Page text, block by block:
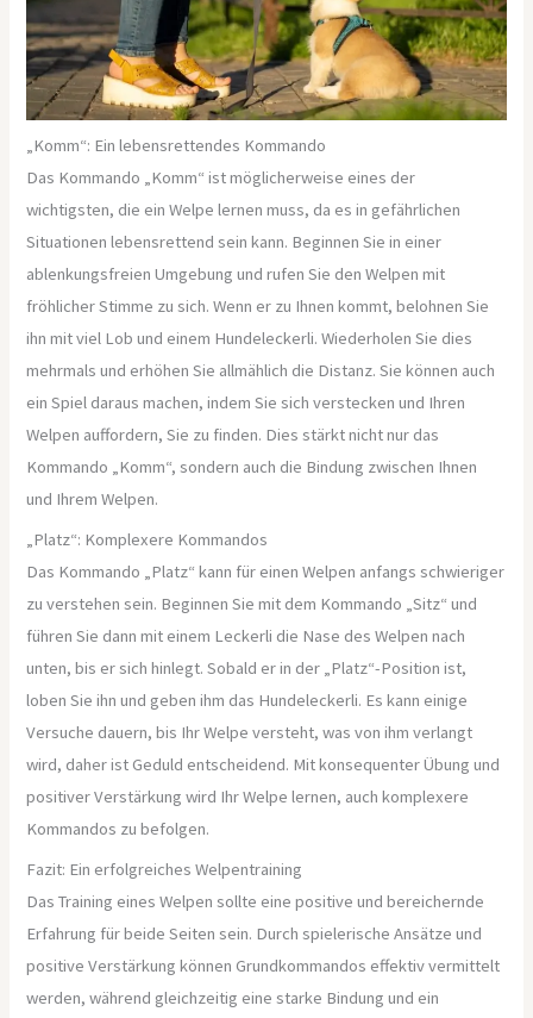
„Komm“: Ein lebensrettendes Kommando
Das Kommando „Komm“ ist möglicherweise eines der
wichtigsten, die ein Welpe lernen muss, da es in gefährlichen
Situationen lebensrettend sein kann. Beginnen Sie in einer
ablenkungsfreien Umgebung und rufen Sie den Welpen mit
fröhlicher Stimme zu sich. Wenn er zu Ihnen kommt, belohnen Sie
ihn mit viel Lob und einem Hundeleckerli. Wiederholen Sie dies
mehrmals und erhöhen Sie allmählich die Distanz. Sie können auch
ein Spiel daraus machen, indem Sie sich verstecken und Ihren
Welpen auffordern, Sie zu finden. Dies stärkt nicht nur das
Kommando „Komm“, sondern auch die Bindung zwischen Ihnen
und Ihrem Welpen.
„Platz“: Komplexere Kommandos
Das Kommando „Platz“ kann für einen Welpen anfangs schwieriger
zu verstehen sein. Beginnen Sie mit dem Kommando „Sitz“ und
führen Sie dann mit einem Leckerli die Nase des Welpen nach
unten, bis er sich hinlegt. Sobald er in der „Platz“-Position ist,
loben Sie ihn und geben ihm das Hundeleckerli. Es kann einige
Versuche dauern, bis Ihr Welpe versteht, was von ihm verlangt
wird, daher ist Geduld entscheidend. Mit konsequenter Übung und
positiver Verstärkung wird Ihr Welpe lernen, auch komplexere
Kommandos zu befolgen.
Fazit: Ein erfolgreiches Welpentraining
Das Training eines Welpen sollte eine positive und bereichernde
Erfahrung für beide Seiten sein. Durch spielerische Ansätze und
positive Verstärkung können Grundkommandos effektiv vermittelt
werden, während gleichzeitig eine starke Bindung und ein